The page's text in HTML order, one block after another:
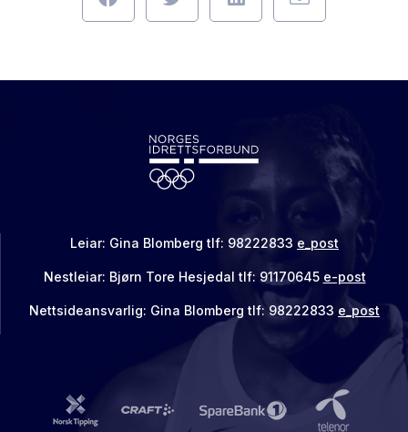
Leiar: Gina Blomberg tlf: 98222833 e_post
Nestleiar: Bjørn Tore Hesjedal tlf: 91170645 e-post
Nettsideansvarlig: Gina Blomberg tlf: 98222833 e_post